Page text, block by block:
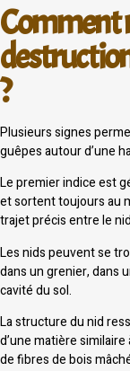
Comment
?
Plusieurs signes
guêpes autour d’une
Le premier indice est
et sortent toujours au
trajet précis entre le
Les nids peuvent se
dans un grenier, dans
cavité du sol.
La structure du nid
d’une matière
de fibres de bois